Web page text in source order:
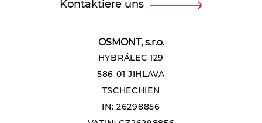
OSMONT, s.r.o.
HYBRÁLEC 129
586 01 JIHLAVA
TSCHECHIEN
IN: 26298856
Kontaktiere uns